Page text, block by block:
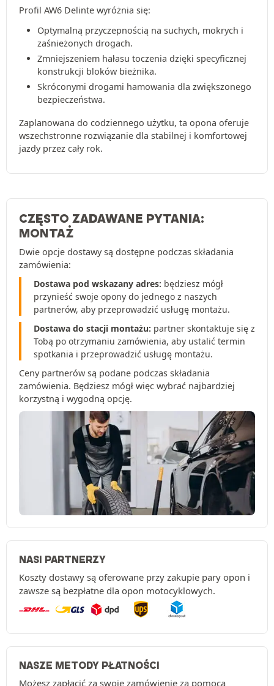
Profil AW6 Delinte wyróżnia się:
Optymalną przyczepnością na suchych, mokrych i
zaśnieżonych drogach.
Zmniejszeniem hałasu toczenia dzięki specyficznej
konstrukcji bloków bieżnika.
Skróconymi drogami hamowania dla zwiększonego
bezpieczeństwa.
Zaplanowana do codziennego użytku, ta opona oferuje
wszechstronne rozwiązanie dla stabilnej i komfortowej
jazdy przez cały rok.
CZĘSTO ZADAWANE PYTANIA:
MONTAŻ
Dwie opcje dostawy są dostępne podczas składania
zamówienia:
Dostawa pod wskazany adres: będziesz mógł
przynieść swoje opony do jednego z naszych
partnerów, aby przeprowadzić usługę montażu.
Dostawa do stacji montażu: partner skontaktuje się z
Tobą po otrzymaniu zamówienia, aby ustalić termin
spotkania i przeprowadzić usługę montażu.
Ceny partnerów są podane podczas składania
zamówienia. Będziesz mógł więc wybrać najbardziej
korzystną i wygodną opcję.
NASI PARTNERZY
Koszty dostawy są oferowane przy zakupie pary opon i
zawsze są bezpłatne dla opon motocyklowych.
NASZE METODY PŁATNOŚCI
Możesz zapłacić za swoje zamówienie za pomocą